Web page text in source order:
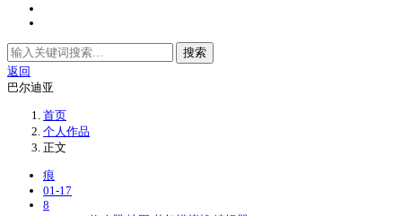
搜索
返回
巴尔迪亚
首页
个人作品
正文
痕
01-17
8